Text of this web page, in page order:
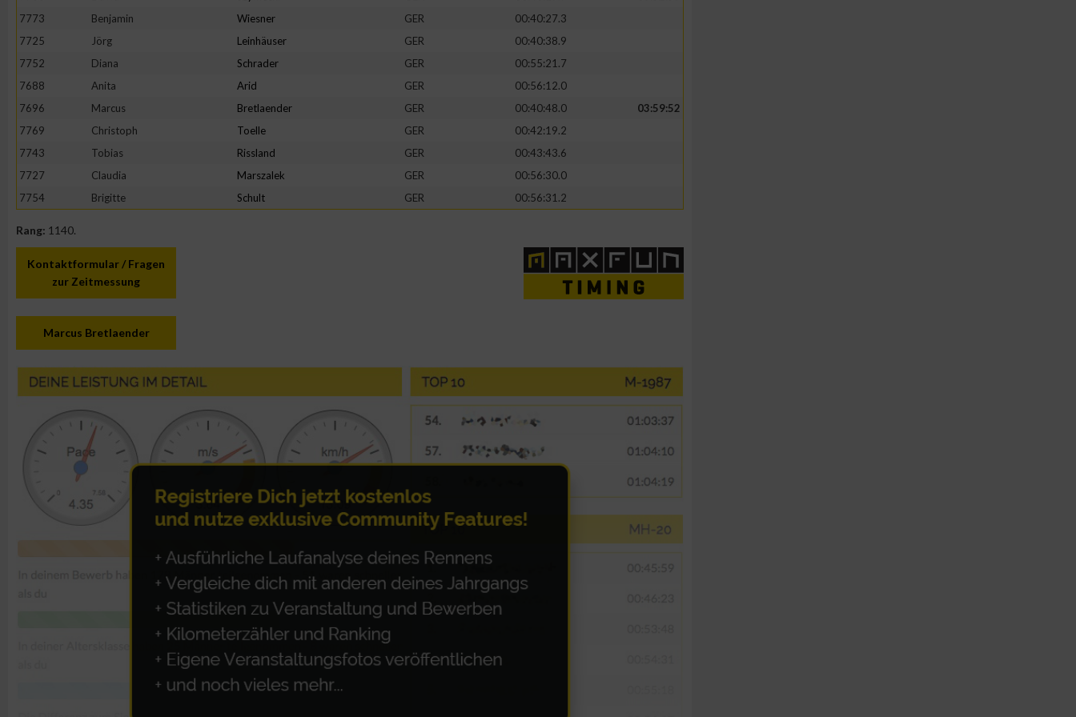
7773
Benjamin Wiesner GER
00:40:27.3
7725
Jörg Leinhäuser GER
00:40:38.9
7752
Diana Schrader GER
00:55:21.7
7688
Anita Arid GER
00:56:12.0
7696
Marcus Bretlaender GER 00:40:48.0
03:59:52
7769
Christoph Toelle GER
00:42:19.2
7743
Tobias Rissland GER
00:43:43.6
7727
Claudia Marszalek GER
00:56:30.0
7754
Brigitte Schult GER 00:56:31.2
Rang: 1140.
Kontaktformular / Fragen
zur Zeitmessung
Marcus Bretlaender
Verwendung von Profilen zur Auswahl personalisierter Inhalte
Messung der Werbeleistung
Messung der Performance von Inhalten
verschiedenen Quellen
Entwicklung und Verbesserung der Angebote
Verwendung reduzierter Daten zur Auswahl von Inhalten
Verwendung genauer Standortdaten
Geräte anhand von aktiv angeforderten Informationen identifizieren
Nicht-IAB-Verarbeitungszwecke:
Notwendig